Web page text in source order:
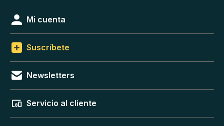
Mi cuenta
Suscríbete
Newsletters
Servicio al cliente